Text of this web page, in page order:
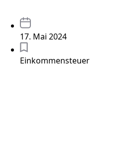
17. Mai 2024
Einkommensteuer